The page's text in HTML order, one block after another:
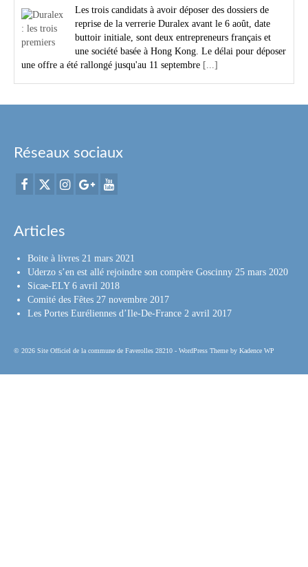
Les trois candidats à avoir déposer des dossiers de
reprise de la verrerie Duralex avant le 6 août, date
buttoir initiale, sont deux entrepreneurs français et
une société basée à Hong Kong. Le délai pour déposer
une offre a été rallongé jusqu'au 11 septembre [...]
Réseaux sociaux
Articles
Boite à livres 21 mars 2021
Uderzo s’en est allé rejoindre son compère Goscinny 25 mars 2020
Sicae-ELY 6 avril 2018
Comité des Fêtes 27 novembre 2017
Les Portes Euréliennes d’Ile-De-France 2 avril 2017
© 2026 Site Officiel de la commune de Faverolles 28210 - WordPress Theme by Kadence WP